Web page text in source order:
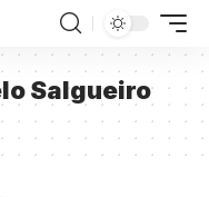
Salgueiro